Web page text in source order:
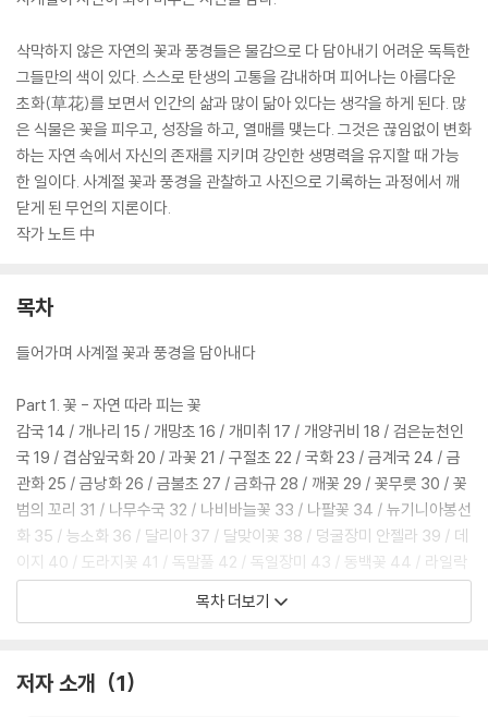
삭막하지 않은 자연의 꽃과 풍경들은 물감으로 다 담아내기 어려운 독특한
그들만의 색이 있다. 스스로 탄생의 고통을 감내하며 피어나는 아름다운
초화(草花)를 보면서 인간의 삶과 많이 닮아 있다는 생각을 하게 된다. 많
은 식물은 꽃을 피우고, 성장을 하고, 열매를 맺는다. 그것은 끊임없이 변화
하는 자연 속에서 자신의 존재를 지키며 강인한 생명력을 유지할 때 가능
한 일이다. 사계절 꽃과 풍경을 관찰하고 사진으로 기록하는 과정에서 깨
닫게 된 무언의 지론이다.
작가 노트 中
목차
들어가며 사계절 꽃과 풍경을 담아내다
Part 1. 꽃 - 자연 따라 피는 꽃
감국 14 / 개나리 15 / 개망초 16 / 개미취 17 / 개양귀비 18 / 검은눈천인
국 19 / 겹삼잎국화 20 / 과꽃 21 / 구절초 22 / 국화 23 / 금계국 24 / 금
관화 25 / 금낭화 26 / 금불초 27 / 금화규 28 / 깨꽃 29 / 꽃무릇 30 / 꽃
범의 꼬리 31 / 나무수국 32 / 나비바늘꽃 33 / 나팔꽃 34 / 뉴기니아봉선
화 35 / 능소화 36 / 달리아 37 / 달맞이꽃 38 / 덩굴장미 안젤라 39 / 데
이지 40 / 도라지꽃 41 / 독말풀 42 / 독일장미 43 / 동백꽃 44 / 라일락
45 / 란타나 46 / 마리골드 47 / 매화 48 / 맨드라미(1) 49 / 맨드라미
(2) 50 / 목련 51 / 목백일홍 52 / 무궁화 53 / 미케르마스 데이지 54 /
화 65 / 붉은 덩굴장미 66 / 사랑초 67 / 사피니아 68 / 산국 69 / 산수유
목차 더보기
저자 소개 1